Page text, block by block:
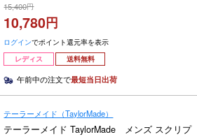
15,400
10,780
ログインでポイント還元率を表示
レディス
送料無料
午前中の注文で最短当日出荷
テーラーメイド（TaylorMade）
テーラーメイド TaylorMade メンズ スクリプ